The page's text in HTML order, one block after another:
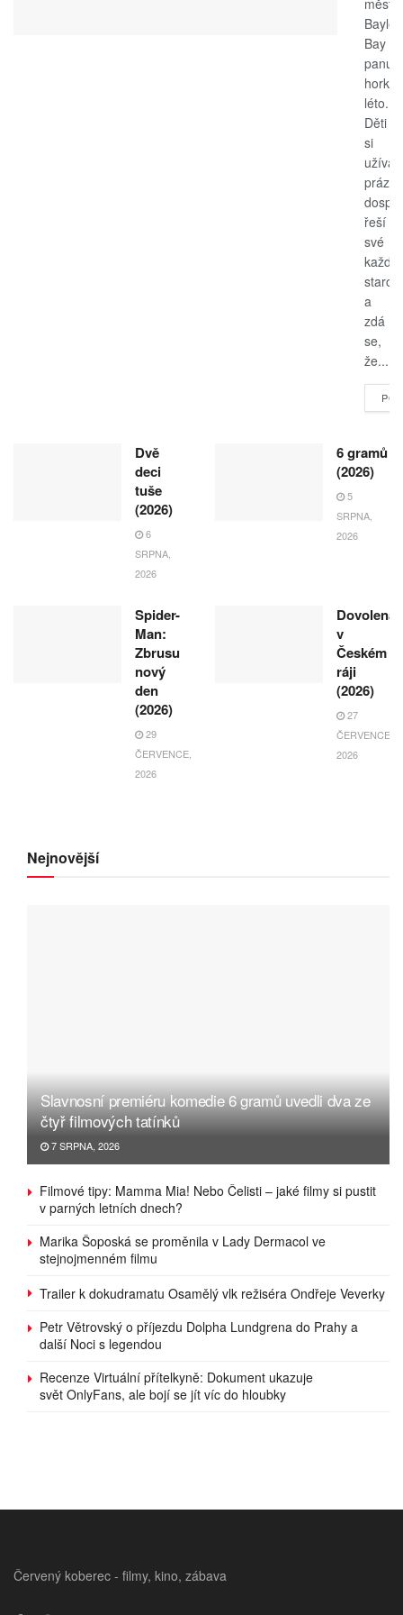
Bay
panuje
horké
léto.
Děti
si
užívají
řeší
své
a
zdá
se,
že...
Dvě
deci
tuše
(2026)
6
SRPNA,
2026
6 gramů
(2026)
5
SRPNA,
2026
Spider-
Man:
Zbrusu
nový
den
(2026)
29
ČERVENCE,
2026
Dovolená
v
Českém
ráji
(2026)
27
ČERVENCE,
2026
Nejnovější
Slavnosní premiéru komedie 6 gramů uvedli dva ze
čtyř filmových tatínků
7 SRPNA, 2026
Filmové tipy: Mamma Mia! Nebo Čelisti – jaké filmy si pustit
v parných letních dnech?
Marika Šoposká se proměnila v Lady Dermacol ve
stejnojmenném filmu
Trailer k dokudramatu Osamělý vlk režiséra Ondřeje Veverky
Petr Větrovský o příjezdu Dolpha Lundgrena do Prahy a
další Noci s legendou
Recenze Virtuální přítelkyně: Dokument ukazuje
svět OnlyFans, ale bojí se jít víc do hloubky
Červený koberec - filmy, kino, zábava